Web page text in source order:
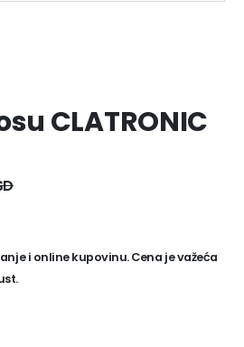
CLATRONIC
i online kupovinu. Cena je važeća